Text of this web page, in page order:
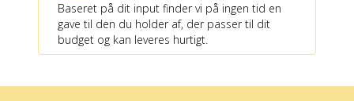
Baseret på dit input finder vi på ingen tid en
gave til den du holder af, der passer til dit
budget og kan leveres hurtigt.